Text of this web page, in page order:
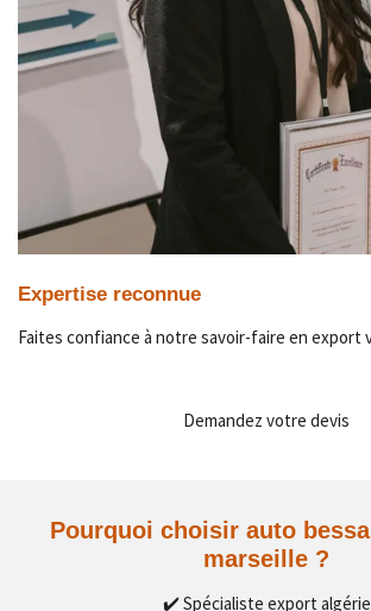
Expertise reconnue
Faites confiance à notre savoir-faire en export
Demandez votre devis
Pourquoi choisir auto
marseille ?
✔️ Spécialiste export algérie